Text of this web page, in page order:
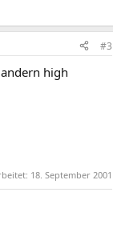
#3
high
18. September 2001